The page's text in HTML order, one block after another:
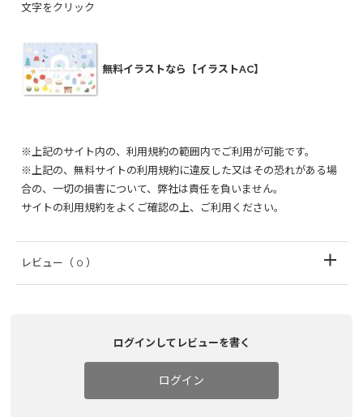
文字をクリック
無料イラストなら【イラストAC】
※上記のサイト内の、利用規約の範囲内でご利用が可能です。
※上記の、無料サイトの利用規約に違反した又はその恐れがある場
合の、一切の損害について、弊社は責任を負いません。
サイトの利用規約をよくご確認の上、ご利用ください。
レビュー （ 0 ）
ログインしてレビューを書く
ログイン